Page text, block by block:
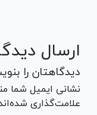
ارسال
دیدگاهتان را
نشانی ایمیل شما
علامت‌گذاری